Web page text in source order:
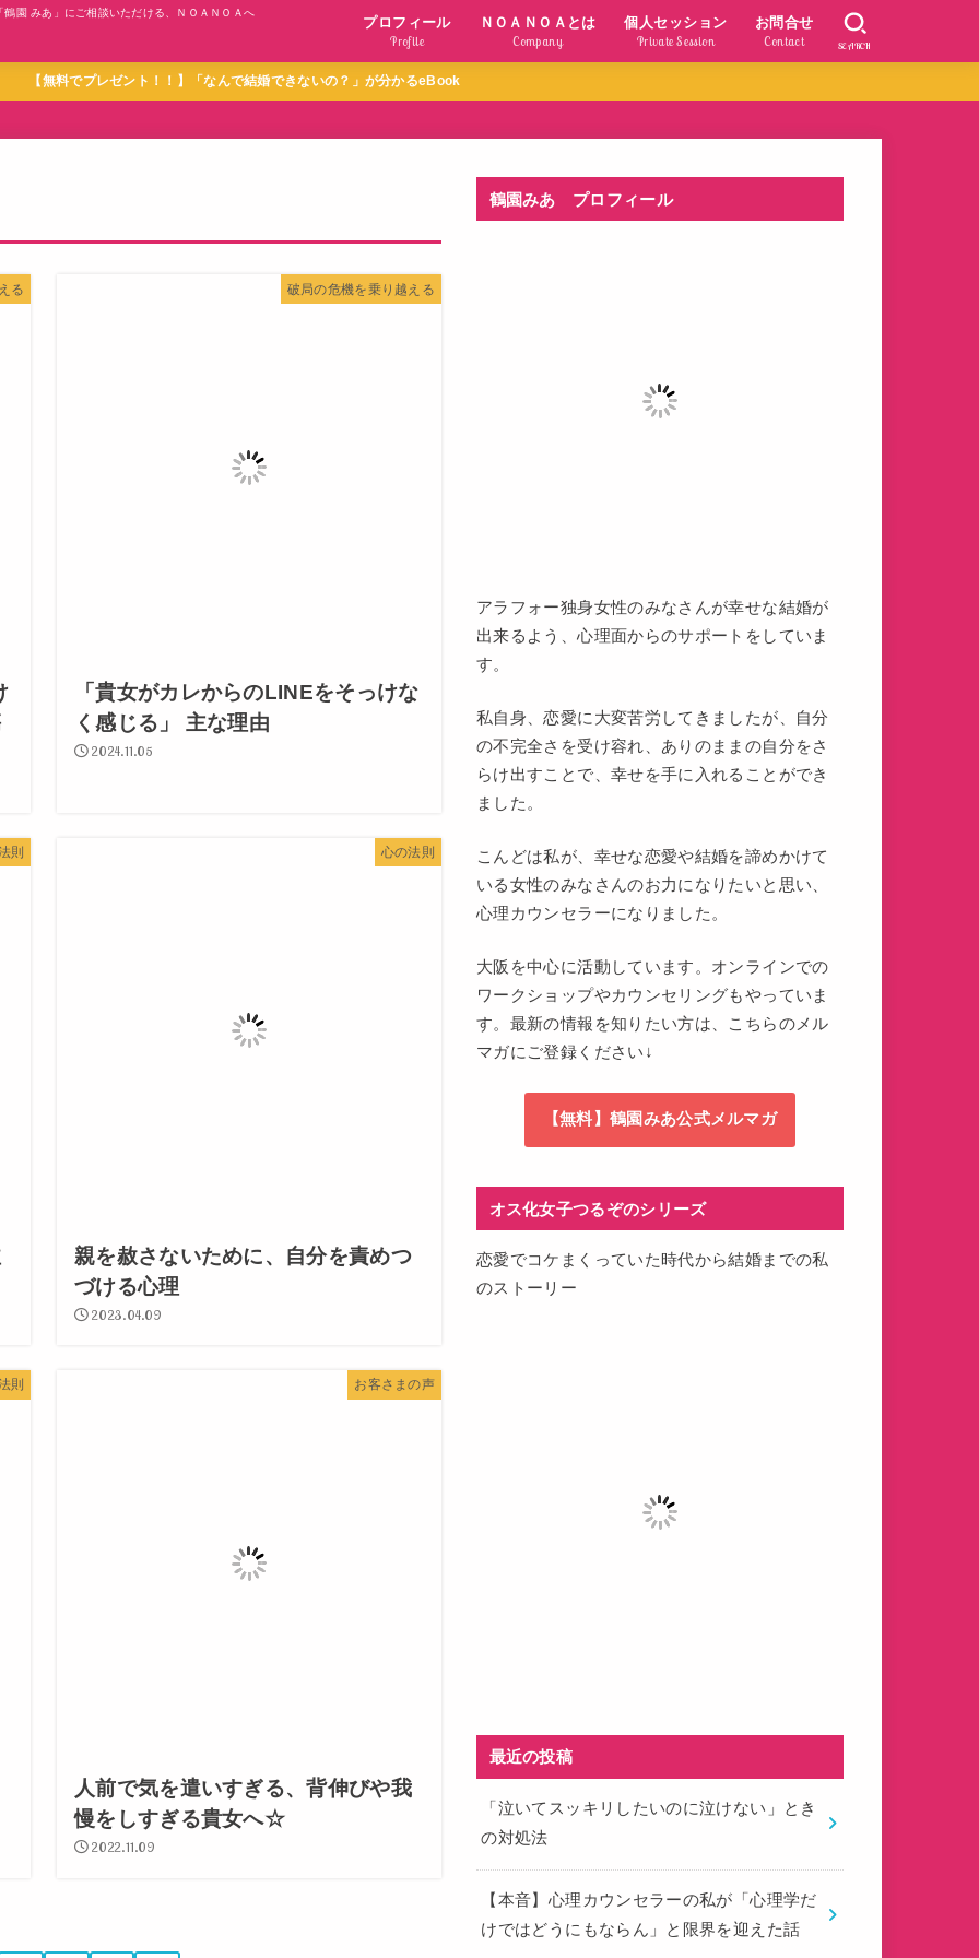
園 みあ」にご相談いただける、ＮＯＡＮＯＡへ
プロフィール
Profile
ＮＯＡＮＯＡとは
Company
個人セッション
Private Session
お問合せ
Contact SEARCH
【無料でプレゼント！！】「なんで結婚できないの？」が分かるeBook
る 破局の危機を乗り越える
「貴女がカレからのLINEをそっけな
く感じる」 主な理由
2024.11.05
則 心の法則
親を赦さないために、自分を責めつ
づける心理
2023.04.09
則 お客さまの声
人前で気を遣いすぎる、背伸びや我
慢をしすぎる貴女へ☆
2022.11.09
鶴園みあ プロフィール
アラフォー独身女性のみなさんが幸せな結婚が
出来るよう、心理面からのサポートをしていま
す。
私自身、恋愛に大変苦労してきましたが、自分
の不完全さを受け容れ、ありのままの自分をさ
らけ出すことで、幸せを手に入れることができ
ました。
こんどは私が、幸せな恋愛や結婚を諦めかけて
いる女性のみなさんのお力になりたいと思い、
心理カウンセラーになりました。
大阪を中心に活動しています。オンラインでの
ワークショップやカウンセリングもやっていま
す。最新の情報を知りたい方は、こちらのメル
マガにご登録ください↓
【無料】鶴園みあ公式メルマガ
オス化女子つるぞのシリーズ
恋愛でコケまくっていた時代から結婚までの私
のストーリー
最近の投稿
「泣いてスッキリしたいのに泣けない」とき
の対処法
【本音】心理カウンセラーの私が「心理学だ
けではどうにもならん」と限界を迎えた話